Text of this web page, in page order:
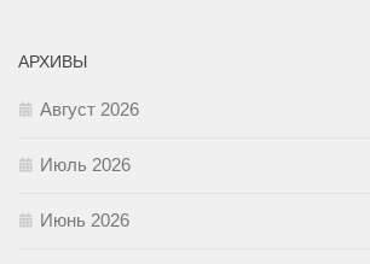
АРХИВЫ
Август 2026
Июль 2026
Июнь 2026